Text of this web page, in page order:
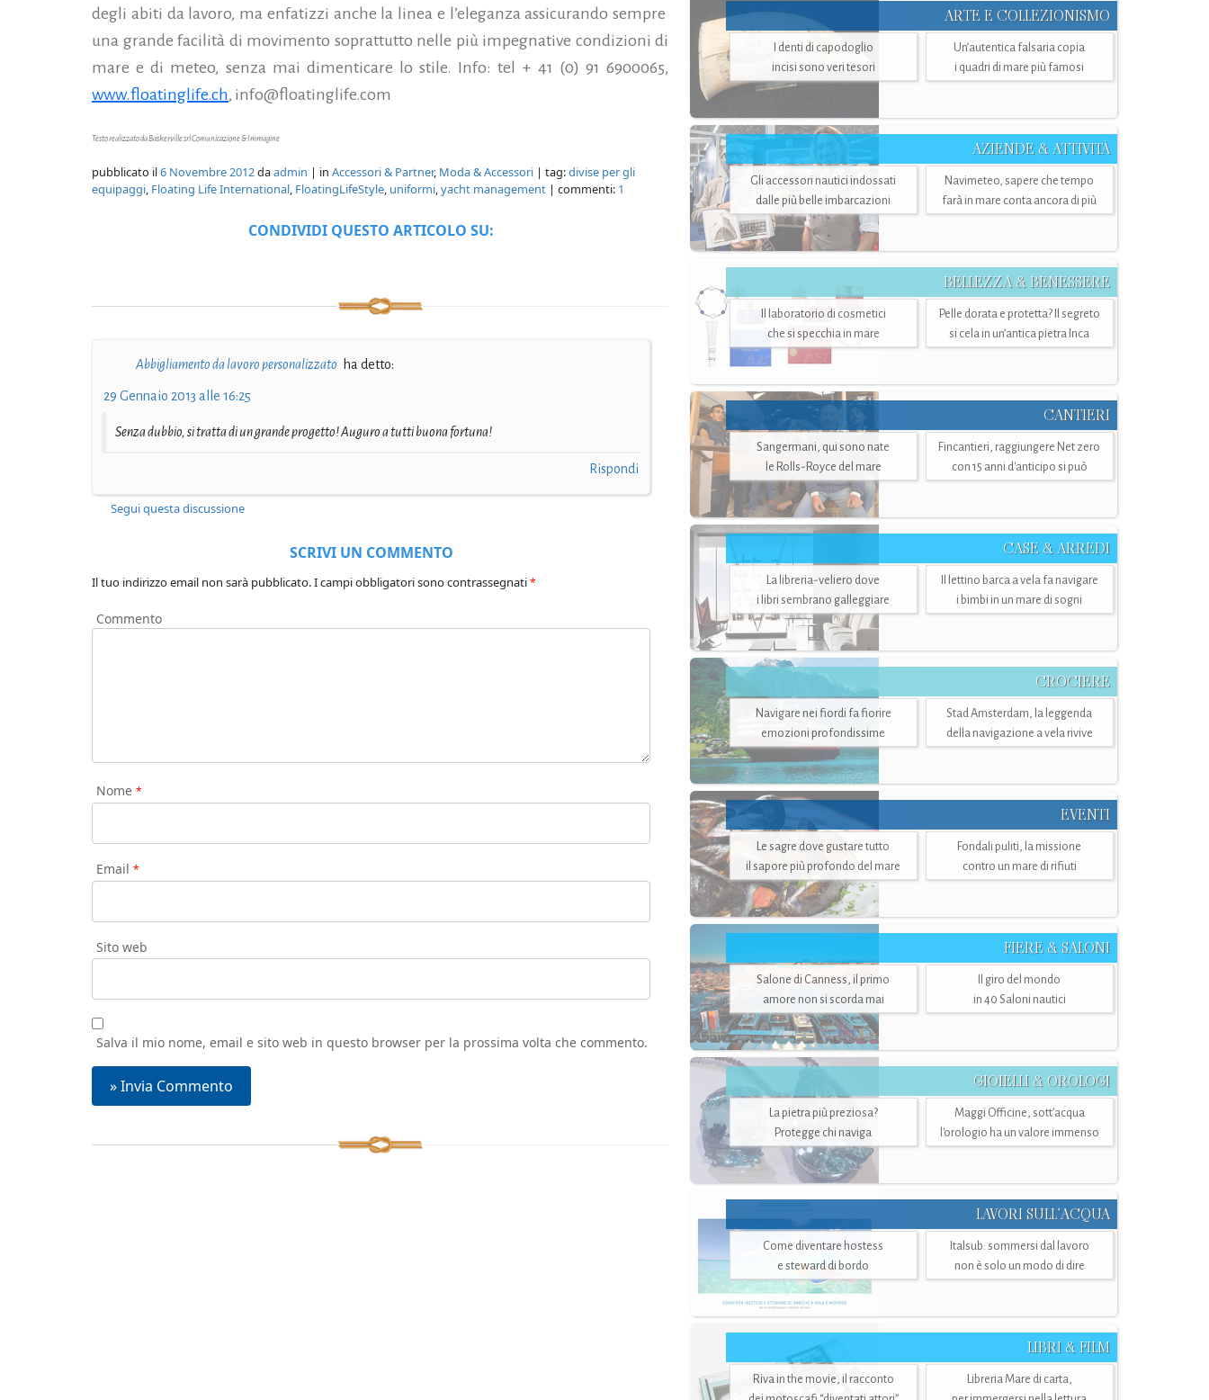
degli abiti da lavoro, ma enfatizzi anche la linea e l’eleganza assicurando sempre
una grande facilità di movimento soprattutto nelle più impegnative condizioni di
mare e di meteo, senza mai dimenticare lo stile. Info: tel + 41 (0) 91 6900065,
www.floatinglife.ch, info@floatinglife.com
Testo realizzato da Baskerville srl Comunicazione & Immagine
pubblicato il6 Novembre 2012daadmin | in Accessori & Partner, Moda & Accessori | tag:divise per gli
equipaggi, Floating Life International, FloatingLifeStyle, uniformi,yacht management | commenti: 1
CONDIVIDI QUESTO ARTICOLO SU:
Abbigliamento da lavoro personalizzato ha detto:
29 Gennaio 2013 alle 16:25
Senza dubbio, si tratta di un grande progetto! Auguro a tutti buona fortuna!
Rispondi
Segui questa discussione
SCRIVI UN COMMENTO
Il tuo indirizzo email non sarà pubblicato.I campi obbligatori sono contrassegnati*
Commento
Nome *
Email *
Sito web
Salva il mio nome, email e sito web in questo browser per la prossima volta che commento.
ARTE E COLLEZIONISMO
I denti di capodoglio
incisi sono veri tesori
Un’autentica falsaria copia
i quadri di mare più famosi
AZIENDE & ATTIVITÀ
Gli accessori nautici indossati
dalle più belle imbarcazioni
Navimeteo, sapere che tempo
farà in mare conta ancora di più
BELLEZZA & BENESSERE
Il laboratorio di cosmetici
che si specchia in mare
Pelle dorata e protetta? Il segreto
si cela in un’antica pietra Inca
CANTIERI
Sangermani, qui sono nate
le Rolls-Royce del mare
Fincantieri, raggiungere Net zero
con 15 anni d'anticipo si può
CASE & ARREDI
La libreria-veliero dove
i libri sembrano galleggiare
Il lettino barca a vela fa navigare
i bimbi in un mare di sogni
CROCIERE
Navigare nei fiordi fa fiorire
emozioni profondissime
Stad Amsterdam, la leggenda
della navigazione a vela rivive
EVENTI
Le sagre dove gustare tutto
il sapore più profondo del mare
Fondali puliti, la missione
contro un mare di rifiuti
FIERE & SALONI
Salone di Canness, il primo
amore non si scorda mai
Il giro del mondo
in 40 Saloni nautici
GIOIELLI & OROLOGI
La pietra più preziosa?
Protegge chi naviga
Maggi Officine, sott’acqua
l'orologio ha un valore immenso
LAVORI SULL’ACQUA
Come diventare hostess
e steward di bordo
Italsub: sommersi dal lavoro
non è solo un modo di dire
LIBRI & FILM
Riva in the movie, il racconto
Libreria Mare di carta,